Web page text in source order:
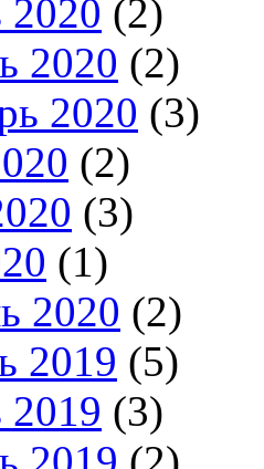
2020 (2)
2020 (2)
2020 (3)
(2)
(3)
(1)
2020 (2)
2019 (5)
2019 (3)